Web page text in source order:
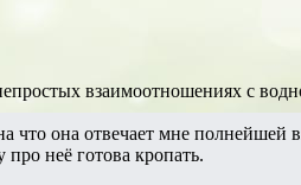
взаимоотношениях с
что она отвечает мне
неё готова кропать.